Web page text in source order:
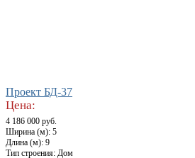
Проект БД-37
Цена:
4 186 000 руб.
Ширина (м): 5
Длина (м): 9
Тип строения: Дом